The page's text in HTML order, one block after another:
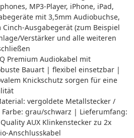
MP3-Player, iPhone, iPad,
mit 3,5mm Audiobuchse,
Ausgabegerät (zum Beispiel
Verstärker und alle weiteren
Premium Audiokabel mit
Bauart | flexibel einsetzbar |
Knickschutz sorgen für eine
vergoldete Metallstecker /
grau/schwarz | Lieferumfang:
AUX Klinkenstecker zu 2x
Anschlusskabel